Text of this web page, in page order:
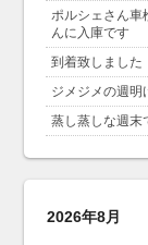
ポルシェさん車
んに入庫です
到着致しました
ジメジメの週明
蒸し蒸しな週末
2026年8月